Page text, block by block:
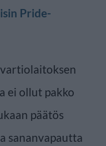
Pride-
ei ollut pakko
päätös
sananvapautta